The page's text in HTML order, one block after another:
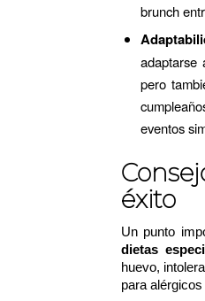
brunch
adaptarse
pero
eventos
éxito
Un punto
dietas
huevo,
para